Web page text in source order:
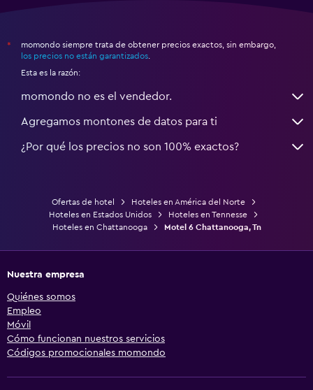
*
momondo siempre trata de obtener precios exactos, sin embargo,
los precios no están garantizados
Esta es la razón:
momondo no es el vendedor.
Agregamos montones de datos para ti
¿Por qué los precios no son 100% exactos?
Ofertas de hotel
Hoteles en América del Norte
Hoteles en Estados Unidos
Hoteles en Tennesse
Hoteles en Chattanooga
Motel 6 Chattanooga, Tn
Nuestra empresa
Quiénes somos
Empleo
Móvil
Cómo funcionan nuestros servicios
Códigos promocionales momondo